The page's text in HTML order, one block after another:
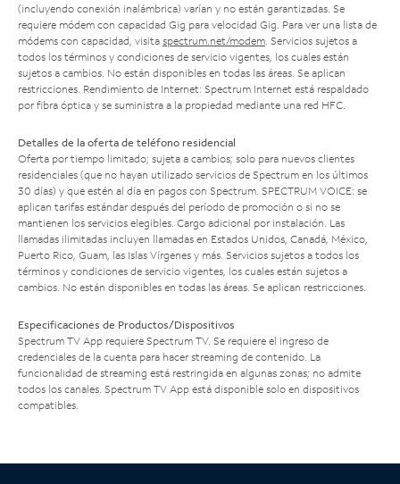
(incluyendo conexión inalámbrica) varían y no están garantizadas. Se
requiere módem con capacidad Gig para velocidad Gig. Para ver una lista de
módems con capacidad, visita spectrum.net/modem . Servicios sujetos a
todos los términos y condiciones de servicio vigentes, los cuales están
sujetos a cambios. No están disponibles en todas las áreas. Se aplican
restricciones. Rendimiento de Internet: Spectrum Internet está respaldado
por fibra óptica y se suministra a la propiedad mediante una red HFC.
Detalles de la oferta de teléfono residencial
Oferta por tiempo limitado; sujeta a cambios; solo para nuevos clientes
residenciales (que no hayan utilizado servicios de Spectrum en los últimos
30 días) y que estén al día en pagos con Spectrum. SPECTRUM VOICE: se
aplican tarifas estándar después del período de promoción o si no se
mantienen los servicios elegibles. Cargo adicional por instalación. Las
llamadas ilimitadas incluyen llamadas en Estados Unidos, Canadá, México,
Puerto Rico, Guam, las Islas Vírgenes y más. Servicios sujetos a todos los
términos y condiciones de servicio vigentes, los cuales están sujetos a
cambios. No están disponibles en todas las áreas. Se aplican restricciones.
Especificaciones de Productos/Dispositivos
Spectrum TV App requiere Spectrum TV. Se requiere el ingreso de
credenciales de la cuenta para hacer streaming de contenido. La
funcionalidad de streaming está restringida en algunas zonas; no admite
todos los canales. Spectrum TV App está disponible solo en dispositivos
compatibles.